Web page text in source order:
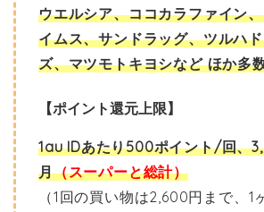
ウエルシア、ココカラファイン
イムス、サンドラッグ、ツルハ
ズ、マツモトキヨシなど ほか多
【ポイント還元上限】
1au IDあたり500ポイント/回、
月（スーパーと総計）
（1回の買い物は2,600円まで、1